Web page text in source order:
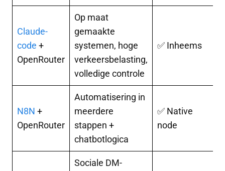
Claude-
code +
OpenRouter
Op maat
gemaakte
systemen, hoge
verkeersbelasting,
volledige controle
✅ Inheems
N8N +
OpenRouter
Automatisering in
meerdere
stappen +
chatbotlogica
✅ Native
node
Sociale DM-